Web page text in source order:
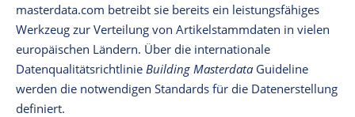
masterdata.com betreibt sie bereits ein leistungsfähiges
Werkzeug zur Verteilung von Artikelstammdaten in vielen
europäischen Ländern. Über die internationale
Datenqualitätsrichtlinie Building Masterdata Guideline
werden die notwendigen Standards für die Datenerstellung
definiert.